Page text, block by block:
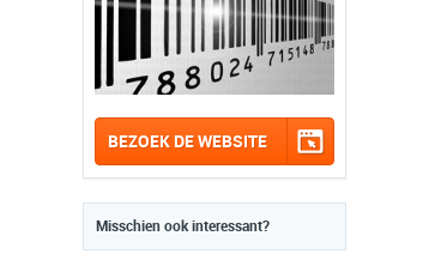
BEZOEK DE WEBSITE
Misschien ook interessant?